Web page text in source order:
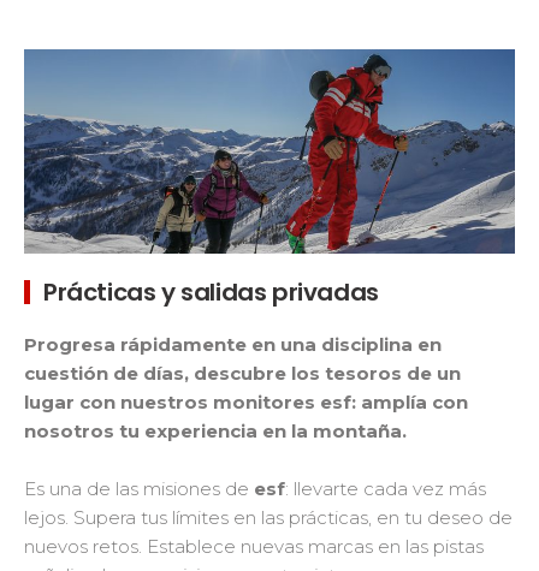
Prácticas y salidas privadas
Progresa rápidamente en una disciplina en
cuestión de días, descubre los tesoros de un
lugar con nuestros monitores esf: amplía con
nosotros tu experiencia en la montaña.
Es una de las misiones de esf: llevarte cada vez más
lejos. Supera tus límites en las prácticas, en tu deseo de
nuevos retos. Establece nuevas marcas en las pistas